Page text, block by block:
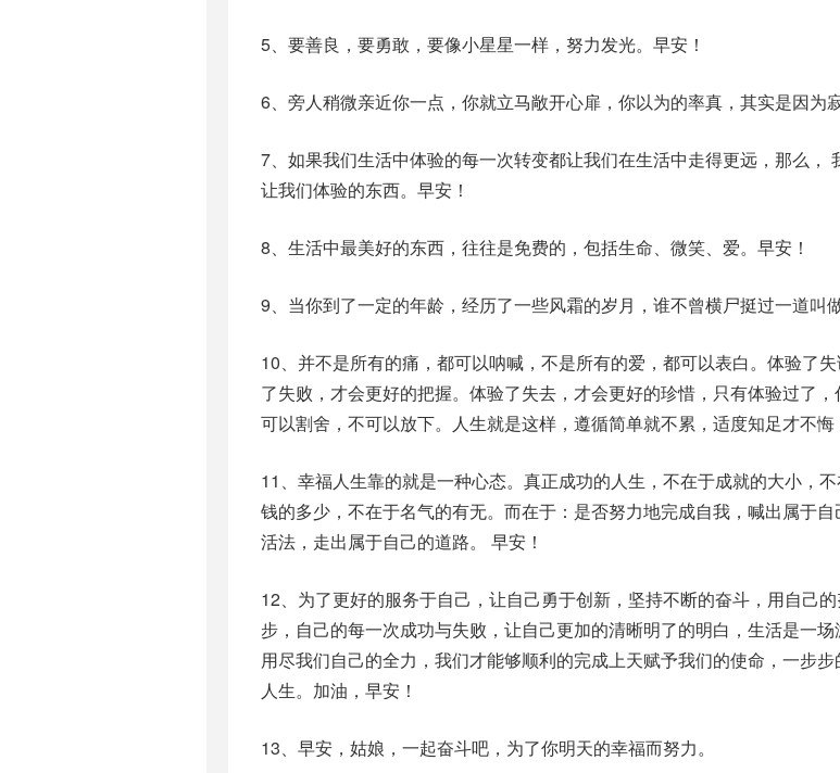
5、要善良，要勇敢，要像小星星一样，努力发光。早安！
6、旁人稍微亲近你一点，你就立马敞开心扉，你以为的率真，其实是因为
7、如果我们生活中体验的每一次转变都让我们在生活中走得更远，那么，
让我们体验的东西。早安！
8、生活中最美好的东西，往往是免费的，包括生命、微笑、爱。早安！
9、当你到了一定的年龄，经历了一些风霜的岁月，谁不曾横尸挺过一道叫
10、并不是所有的痛，都可以呐喊，不是所有的爱，都可以表白。体验了
了失败，才会更好的把握。体验了失去，才会更好的珍惜，只有体验过了
可以割舍，不可以放下。人生就是这样，遵循简单就不累，适度知足才不悔
11、幸福人生靠的就是一种心态。真正成功的人生，不在于成就的大小，
钱的多少，不在于名气的有无。而在于：是否努力地完成自我，喊出属于
活法，走出属于自己的道路。 早安！
12、为了更好的服务于自己，让自己勇于创新，坚持不断的奋斗，用自己
步，自己的每一次成功与失败，让自己更加的清晰明了的明白，生活是一
用尽我们自己的全力，我们才能够顺利的完成上天赋予我们的使命，一步
人生。加油，早安！
13、早安，姑娘，一起奋斗吧，为了你明天的幸福而努力。